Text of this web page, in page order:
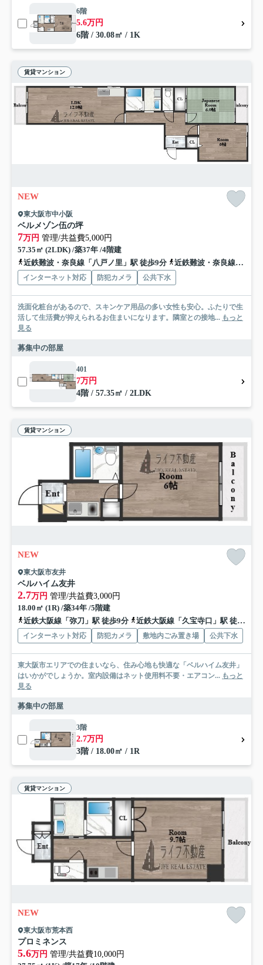
6階
5.6万円
6階 / 30.08㎡ / 1K
賃貸マンション
NEW
東大阪市中小阪
ベルメゾン伍の坪
7万円 管理/共益費5,000円
57.35㎡ (2LDK) /築37年 /4階建
近鉄難波・奈良線「八戸ノ里」駅 徒歩9分
近鉄難波・奈良線「河内小阪」駅 徒歩19分
インターネット対応 防犯カメラ 公共下水
洗面化粧台があるので、スキンケア用品の多い女性も安心。ふたりで生
活して生活費が抑えられるお住まいになります。隣室との接地... もっと
見る
募集中の部屋
401
7万円
4階 / 57.35㎡ / 2LDK
賃貸マンション
NEW
東大阪市友井
ベルハイム友井
2.7万円 管理/共益費3,000円
18.00㎡ (1R) /築34年 /5階建
近鉄大阪線「弥刀」駅 徒歩9分
近鉄大阪線「久宝寺口」駅 徒歩12分
インターネット対応 防犯カメラ 敷地内ごみ置き場 公共下水
東大阪市エリアでの住まいなら、住み心地も快適な「ベルハイム友井」
はいかがでしょうか。室内設備はネット使用料不要・エアコン... もっと
見る
募集中の部屋
3階
2.7万円
3階 / 18.00㎡ / 1R
賃貸マンション
NEW
東大阪市荒本西
プロミネンス
5.6万円 管理/共益費10,000円